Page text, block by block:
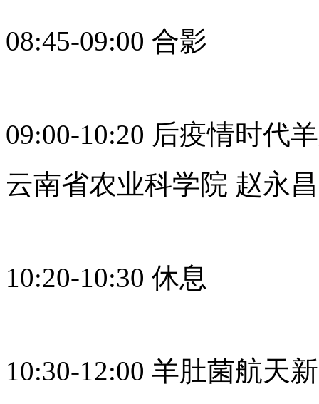
08:45-09:00 合影
09:00-10:20 后疫情时代
云南省农业科学院 赵永
10:20-10:30 休息
10:30-12:00 羊肚菌航天